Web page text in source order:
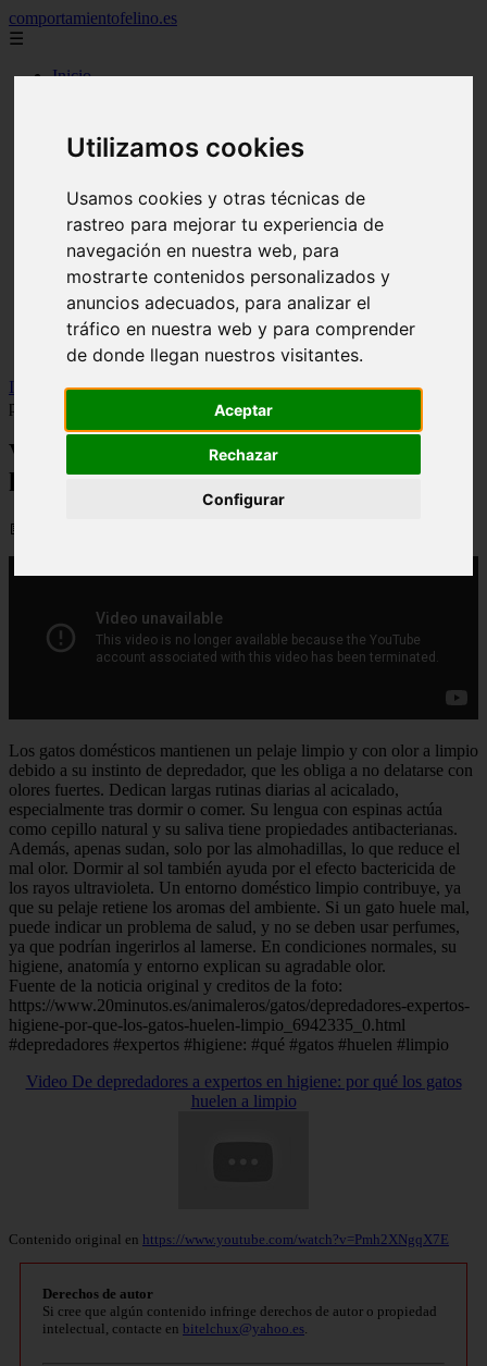
Utilizamos cookies
Usamos cookies y otras técnicas de
rastreo para mejorar tu experiencia de
navegación en nuestra web, para
mostrarte contenidos personalizados y
anuncios adecuados, para analizar el
tráfico en nuestra web y para comprender
de donde llegan nuestros visitantes.
Aceptar
Rechazar
Configurar
comportamientofelino.es
☰
Inicio
aves
protagonistas
acuariofilia 2
articulos
canal tv
nombres para gatos
tablon de anuncios
uncategorized
zona pro
Inicio
yt-gatos >Video De depredadores a expertos en higiene:
por qué los gatos huelen a limpio
Video De depredadores a expertos en
higiene: por qué los gatos huelen a limpio
📅 29/03/2026
Los gatos domésticos mantienen un pelaje limpio y con olor a limpio
debido a su instinto de depredador, que les obliga a no delatarse con
olores fuertes. Dedican largas rutinas diarias al acicalado,
especialmente tras dormir o comer. Su lengua con espinas actúa
como cepillo natural y su saliva tiene propiedades antibacterianas.
Además, apenas sudan, solo por las almohadillas, lo que reduce el
mal olor. Dormir al sol también ayuda por el efecto bactericida de
los rayos ultravioleta. Un entorno doméstico limpio contribuye, ya
que su pelaje retiene los aromas del ambiente. Si un gato huele mal,
puede indicar un problema de salud, y no se deben usar perfumes,
ya que podrían ingerirlos al lamerse. En condiciones normales, su
higiene, anatomía y entorno explican su agradable olor.
Fuente de la noticia original y creditos de la foto:
https://www.20minutos.es/animaleros/gatos/depredadores-expertos-
higiene-por-que-los-gatos-huelen-limpio_6942335_0.html
#depredadores #expertos #higiene: #qué #gatos #huelen #limpio
Video De depredadores a expertos en higiene: por qué los gatos
huelen a limpio
Contenido original en https://www.youtube.com/watch?v=Pmh2XNgqX7E
Derechos de autor
Si cree que algún contenido infringe derechos de autor o propiedad
intelectual, contacte en bitelchux@yahoo.es.